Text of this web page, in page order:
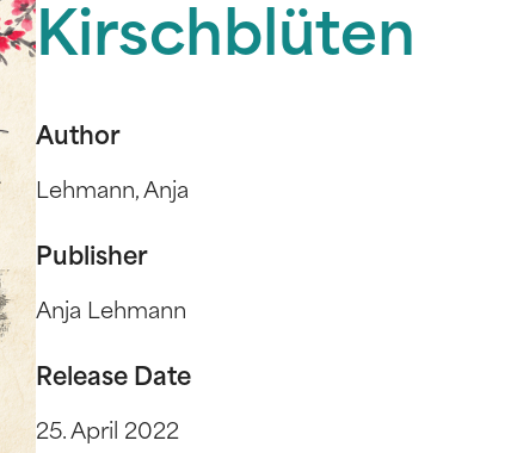
Kirschblüten
Author
Lehmann, Anja
Publisher
Anja Lehmann
Release Date
25. April 2022